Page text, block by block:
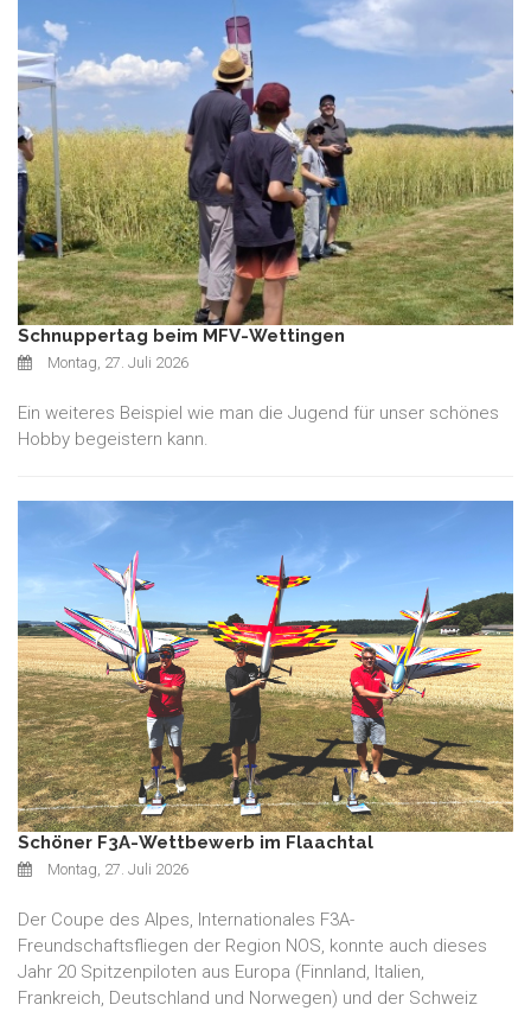
Schnuppertag beim MFV-Wettingen
Montag, 27. Juli 2026
Ein weiteres Beispiel wie man die Jugend für unser schönes
Hobby begeistern kann.
Schöner F3A-Wettbewerb im Flaachtal
Montag, 27. Juli 2026
Der Coupe des Alpes, Internationales F3A-
Freundschaftsfliegen der Region NOS, konnte auch dieses
Jahr 20 Spitzenpiloten aus Europa (Finnland, Italien,
Frankreich, Deutschland und Norwegen) und der Schweiz